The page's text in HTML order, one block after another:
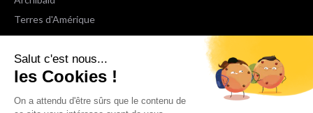
Salut c'est nous...
les Cookies !
On a attendu d'être sûrs que le contenu de
Terres d'Amérique
Espaces Libres Poche
NOX
Wiz
Voir toutes les collections